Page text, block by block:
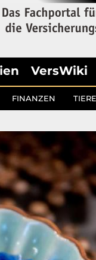
VersWiki
FINANZEN TIERE